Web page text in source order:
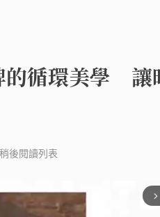
的循環美學 讓
後閱讀列表
arrow_forward_ios